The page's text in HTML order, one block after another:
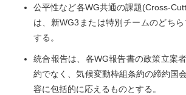
公平性など各WG共通の課題(Cross-
は、新WG3または特別チームのどち
する。
統合報告は、各WG報告書の政策立案
約でなく、気候変動枠組条約の締約国
容に包括的に応えるものとする。